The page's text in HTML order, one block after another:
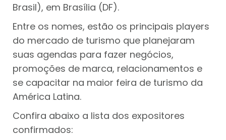
Brasil), em Brasília (DF).
Entre os nomes, estão os principais players
do mercado de turismo que planejaram
suas agendas para fazer negócios,
promoções de marca, relacionamentos e
se capacitar na maior feira de turismo da
América Latina.
Confira abaixo a lista dos expositores
confirmados: